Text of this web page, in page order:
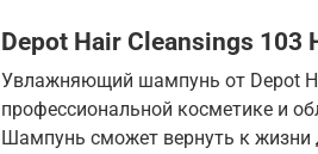
Depot Hair Cleansings 103
Увлажняющий шампунь от Depot
профессиональной косметике и
Шампунь сможет вернуть к